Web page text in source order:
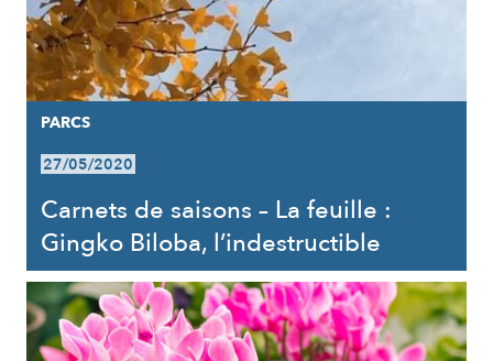
PARCS
27/05/2020
Carnets de saisons – La feuille :
Gingko Biloba, l’indestructible